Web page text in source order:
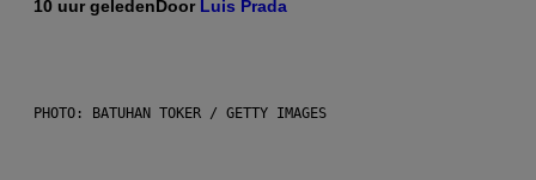
10 uur geleden Door Luis Prada
PHOTO: BATUHAN TOKER / GETTY IMAGES